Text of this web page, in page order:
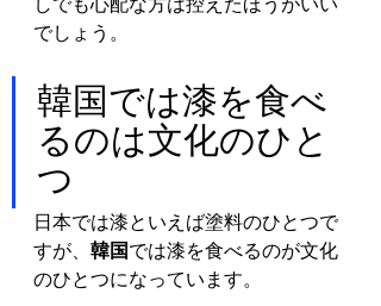
しでも心配な方は控えたほうがいい
でしょう。
韓国では漆を食べ
るのは文化のひと
つ
日本では漆といえば塗料のひとつで
すが、 韓国では漆を食べるのが文化
のひとつになっています。